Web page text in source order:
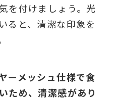
を付けましょう。光
ると、清潔な印象を
ーメッシュ仕様で食
ため、清潔感があり